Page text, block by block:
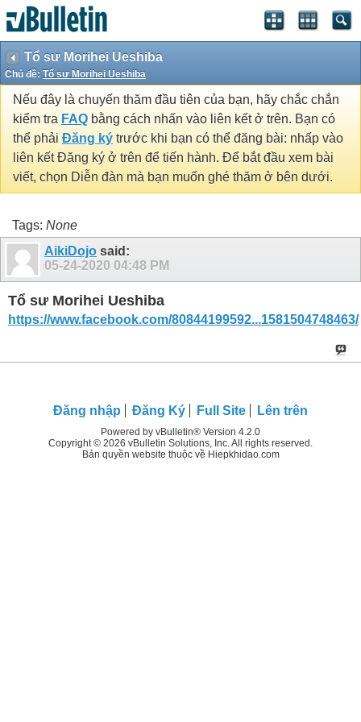
Tổ sư Morihei Ueshiba
Chủ đề: Tổ sư Morihei Ueshiba
Nếu đây là chuyến thăm đầu tiên của bạn, hãy chắc chắn
kiểm tra FAQ bằng cách nhấn vào liên kết ở trên. Bạn có
thể phải Đăng ký trước khi bạn có thể đăng bài: nhấp vào
liên kết Đăng ký ở trên để tiến hành. Để bắt đầu xem bài
viết, chọn Diễn đàn mà bạn muốn ghé thăm ở bên dưới.
Tags: None
AikiDojo said:
05-24-2020 04:48 PM
Tổ sư Morihei Ueshiba
https://www.facebook.com/80844199592...1581504748463/
Đăng nhập Đăng Ký Full Site Lên trên
Powered by vBulletin® Version 4.2.0
Copyright © 2026 vBulletin Solutions, Inc. All rights reserved.
Bản quyền website thuộc về Hiepkhidao.com